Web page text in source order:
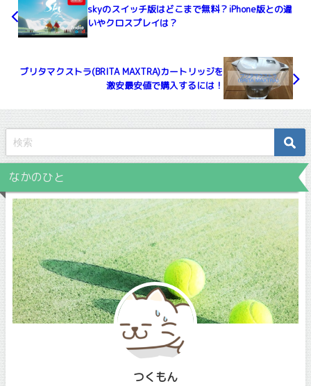
skyのスイッチ版はどこまで無料？iPhone版との違
いやクロスプレイは？
ブリタマクストラ(BRITA MAXTRA)カートリッジを
激安最安値で購入するには！
なかのひと
つくもん